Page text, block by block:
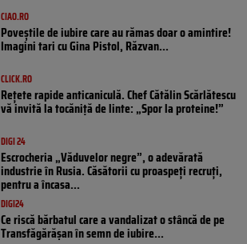
CIAO.RO
Poveştile de iubire care au rămas doar o amintire!
Imagini tari cu Gina Pistol, Răzvan...
CLICK.RO
Rețete rapide anticaniculă. Chef Cătălin Scărlătescu
vă invită la tocăniță de linte: „Spor la proteine!”
DIGI 24
Escrocheria „Văduvelor negre”, o adevărată
industrie în Rusia. Căsătorii cu proaspeți recruți,
pentru a încasa...
DIGI24
Ce riscă bărbatul care a vandalizat o stâncă de pe
Transfăgărășan în semn de iubire...